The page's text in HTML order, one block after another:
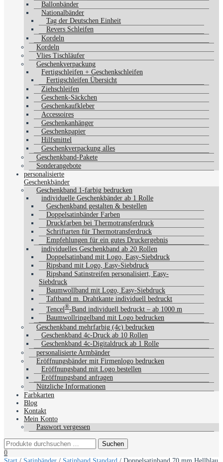
Ballonbänder
Nationalbänder
Tag der Deutschen Einheit
Revers Schleifen
Kordeln
Kordeln
Vlies Tischläufer
Geschenkverpackung
Fertigschleifen + Geschenkschleifen
Fertigschleifen Übersicht
Ziehschleifen
Geschenk-Säckchen
Geschenkaufkleber
Accessoires
Geschenkanhänger
Geschenkpapier
Hilfsmittel
Geschenkverpackung alles
Geschenkband-Pakete
Sonderangebote
personalisierte
Geschenkbänder
Geschenkband 1-farbig bedrucken
individuelle Geschenkbänder ab 1 Rolle
Geschenkband gestalten & bestellen
Doppelsatinbänder Farben
Druckfarben bei Thermotransferdruck
Schriftarten für Thermotransferdruck
Empfehlungen für ein gutes Druckergebnis
individuelles Geschenkband ab 20 Rollen
Doppelsatinband mit Logo, Easy-Siebdruck
Ripsband mit Logo, Easy-Siebdruck
Ripsband Satinstreifen personalisiert, Easy-
Siebdruck
Baumwollband mit Logo, Easy-Siebdruck
Taftband m. Drahtkante individuell bedruckt
Tencel®-Band individuell bedruckt – ab 1000 m
Baumwollringelband mit Logo bedrucken
Geschenkband mehrfarbig (4c) bedrucken
Geschenkband 4c-Druck ab 10 Rollen
Geschenkband 4c-Digitaldruck ab 1 Rolle
personalisierte Armbänder
Eröffnungsbänder mit Firmenlogo bedrucken
Eröffnungsband mit Logo bestellen
Eröffnungsband anfragen
Nützliche Informationen
Farbkarten
Blog
Kontakt
Mein Konto
Passwort vergessen
0